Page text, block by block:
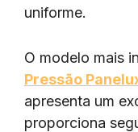
uniforme.
O modelo mais
Pressão
apresenta um
proporciona